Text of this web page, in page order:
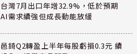
台灣7月出口年增32.9%，低於預期
AI需求續強但成長動能放緩
邑錡Q2轉盈上半年每股虧損0.3元 續